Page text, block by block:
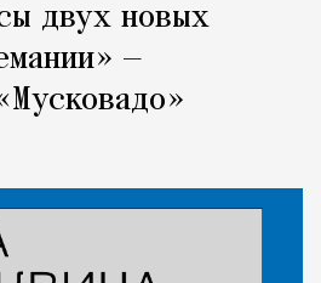
двух новых
—